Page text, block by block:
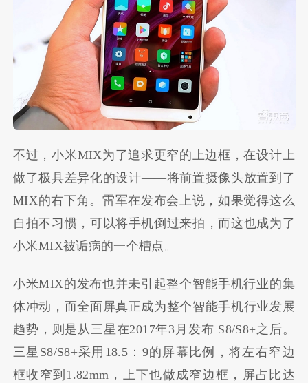
不过，小米MIX为了追求更窄的上边框，在设计上
做了极具差异化的设计——将前置摄像头放置到了
MIX的右下角。雷军在发布会上说，如果觉得这么
自拍不习惯，可以将手机倒过来拍，而这也成为了
小米MIX被诟病的一个槽点。
小米MIX的发布也并未引起整个智能手机行业的集
体冲动，而全面屏真正成为整个智能手机行业发展
趋势，则是从三星在2017年3月发布 S8/S8+之后。
三星S8/S8+采用18.5：9的屏幕比例，将左右窄边
框收窄到1.82mm，上下也做成窄边框，屏占比达